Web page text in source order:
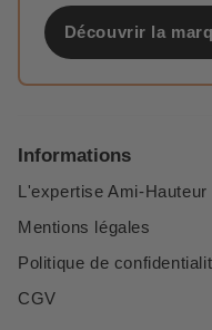
Découvrir la
Informations
L'expertise Ami-Hauteur
Mentions légales
Politique de
CGV